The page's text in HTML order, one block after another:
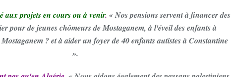
aux projets en cours ou à venir. « Nos pensions servent à financer des
pour de jeunes chômeurs de Mostaganem, à l'éveil des enfants à
? et à aider un foyer de 40 enfants autistes à Constantine
».